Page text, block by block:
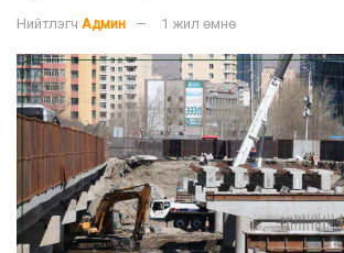
Нийтлэгч Админ 1 жил өмнө